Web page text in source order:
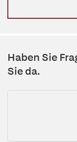
Haben Sie
Sie da.